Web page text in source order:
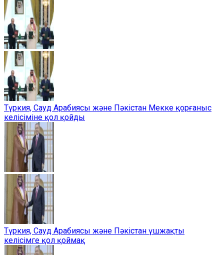
Түркия, Сауд Арабиясы және Пәкістан Мекке қорғаныс
келісіміне қол қойды
Түркия, Сауд Арабиясы және Пәкістан үшжақты
келісімге қол қоймақ